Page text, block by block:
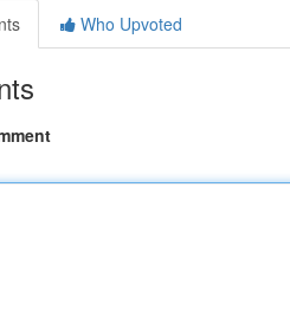
Who Upvoted